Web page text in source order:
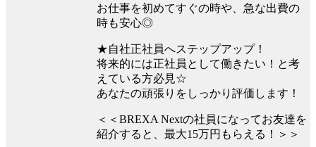
お仕事を初めてすぐの時や、急な出費の
時も安心◎
★自社正社員へステップアップ！
将来的には正社員として働きたい！と考
えている方必見☆
あなたの頑張りをしっかり評価します！
＜＜BREXA Nextの社員になってお友達を
紹介すると、最大15万円もらえる！＞＞